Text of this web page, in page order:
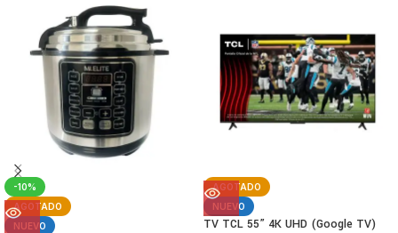
-10%
AGOTADO
NUEVO
AGOTADO
NUEVO
TV TCL 55” 4K UHD (Google TV)